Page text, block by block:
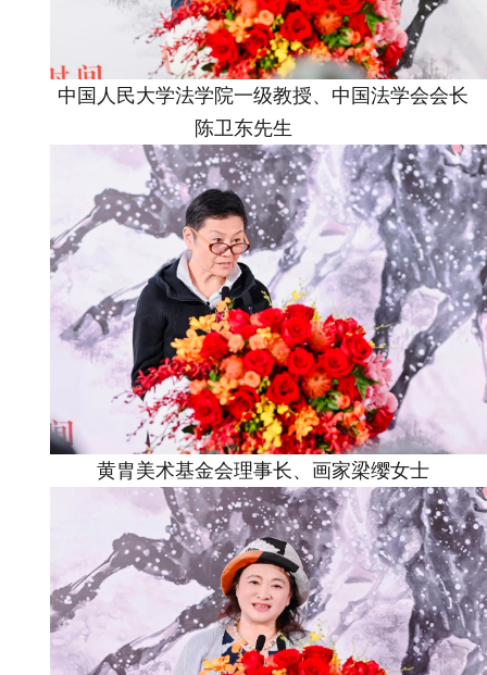
中国人民大学法学院一级教授、中国法学会会长
陈卫东先生
黄胄美术基金会理事长、画家梁缨女士